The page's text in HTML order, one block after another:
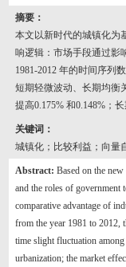
摘要：
本文以新时代的城镇化为
响逻辑：市场手段通过影
1981-2012 年的时间序列
短期轻微波动、长期均衡
提高0.175% 和0.148%；
关键词：
城镇化；比较利益；向量
Abstract: Based on the
and the roles of government
comparative advantage of
from the year 1981 to 2012,
time slight fluctuation
urbanization; the market